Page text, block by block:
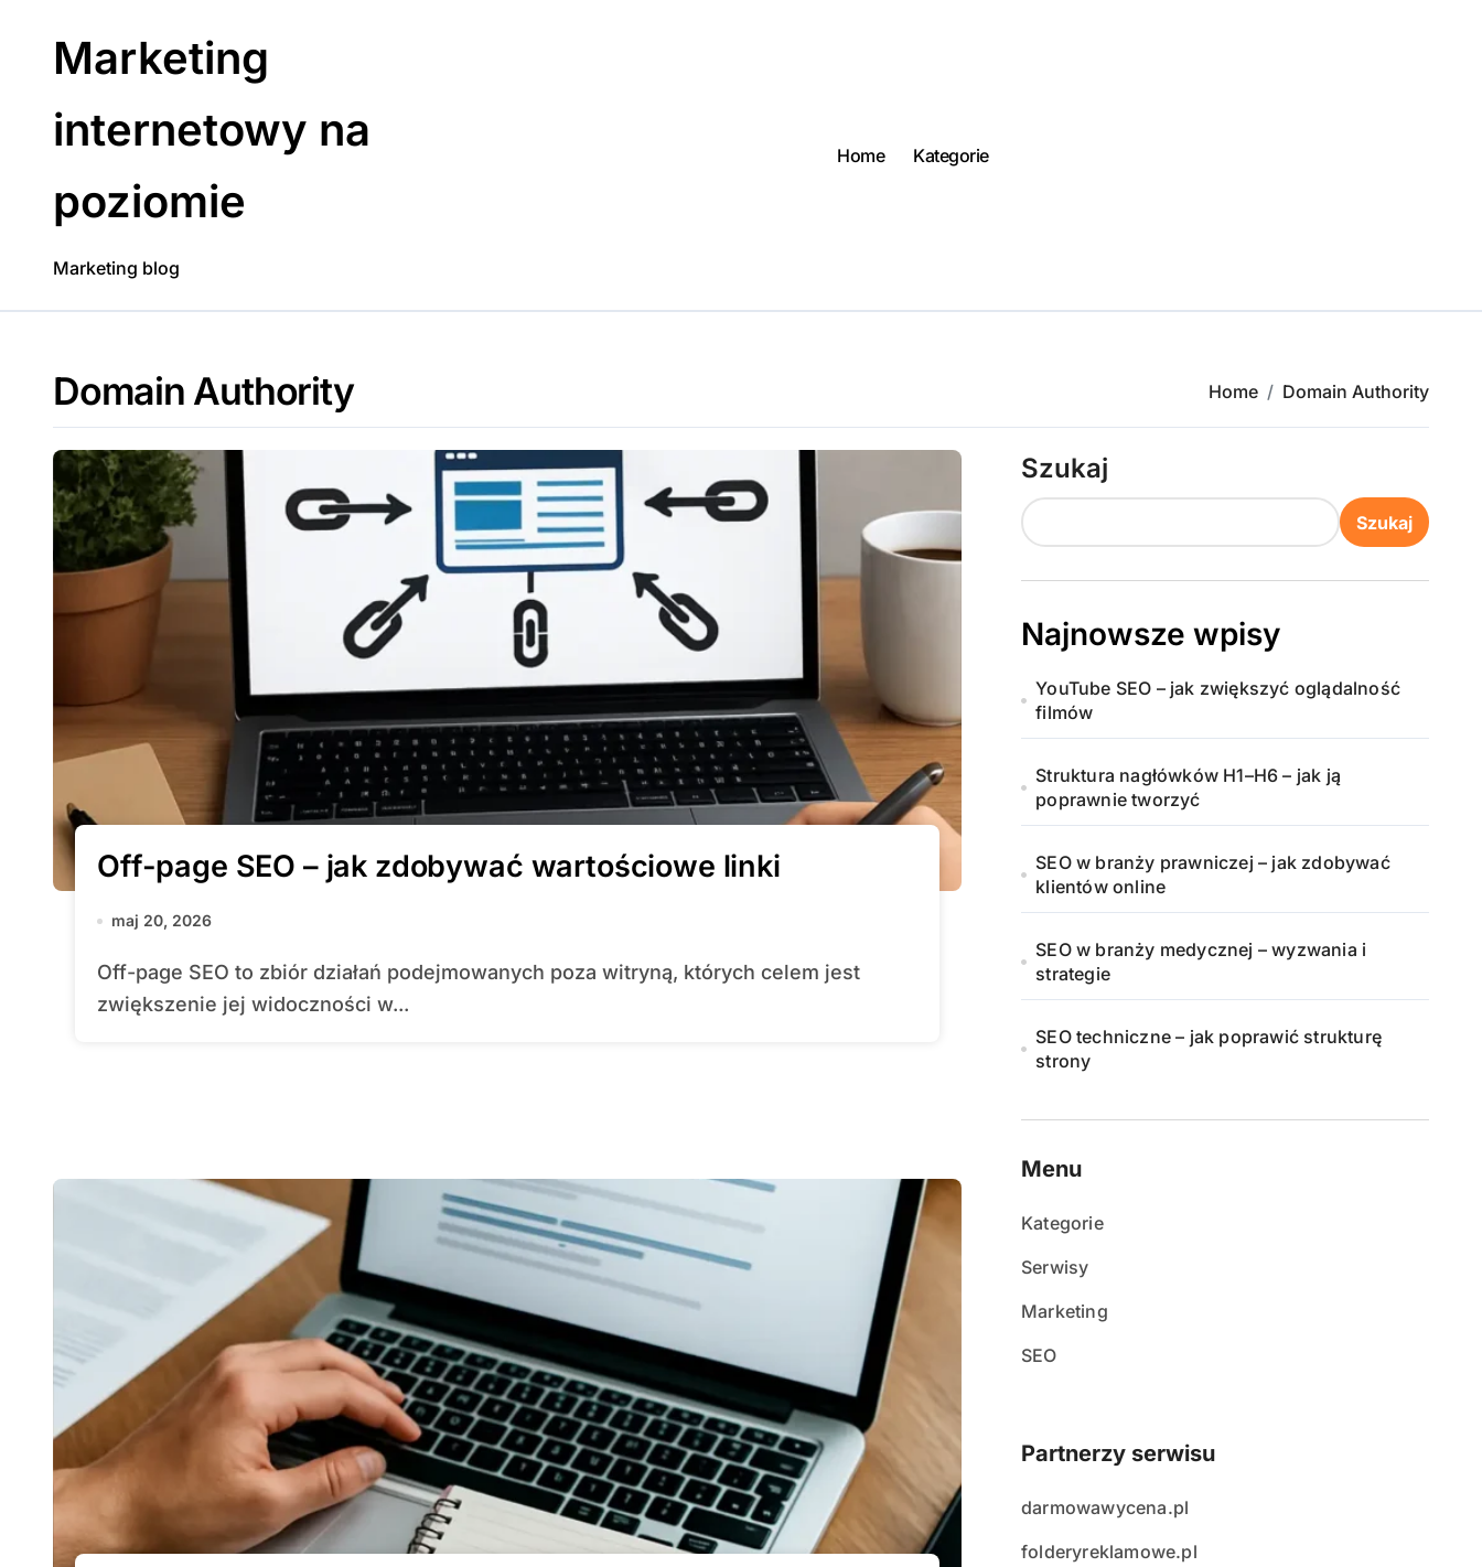
Marketing
internetowy na
poziomie
Marketing blog
Home Kategorie
Domain Authority Home Domain Authority
Off-page SEO – jak zdobywać wartościowe linki
maj 20, 2026
Off-page SEO to zbiór działań podejmowanych poza witryną, których celem jest
zwiększenie jej widoczności w...
Szukaj
Szukaj
Najnowsze wpisy
YouTube SEO – jak zwiększyć oglądalność
filmów
Struktura nagłówków H1–H6 – jak ją
poprawnie tworzyć
SEO w branży prawniczej – jak zdobywać
klientów online
SEO w branży medycznej – wyzwania i
strategie
SEO techniczne – jak poprawić strukturę
strony
Menu
Kategorie
Serwisy
Marketing
SEO
Partnerzy serwisu
darmowawycena.pl
folderyreklamowe.pl